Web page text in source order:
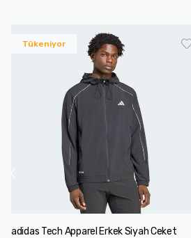
Tükeniyor
adidas Tech Apparel Erkek Siyah Ceket